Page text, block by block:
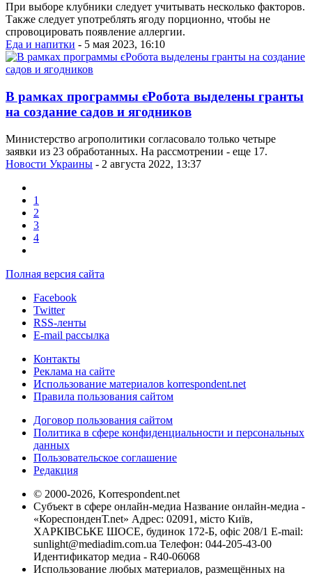
При выборе клубники следует учитывать несколько факторов.
Также следует употреблять ягоду порционно, чтобы не
спровоцировать появление аллергии.
Еда и напитки - 5 мая 2023, 16:10
В рамках программы єРобота выделены гранты
на создание садов и ягодников
Министерство агрополитики согласовало только четыре
заявки из 23 обработанных. На рассмотрении - еще 17.
Новости Украины - 2 августа 2022, 13:37
1
2
3
4
Полная версия сайта
Facebook
Twitter
RSS-ленты
E-mail рассылка
Контакты
Реклама на сайте
Использование материалов korrespondent.net
Правила пользования сайтом
Договор пользования сайтом
Политика в сфере конфиденциальности и персональных
данных
Пользовательское соглашение
Редакция
© 2000-2026, Korrespondent.net
Субъект в сфере онлайн-медиа Название онлайн-медиа -
«КореспонденТ.net» Адрес: 02091, місто Київ,
ХАРКІВСЬКЕ ШОСЕ, будинок 172-Б, офіс 208/1 E-mail:
sunlight@mediadim.com.ua Телефон: 044-205-43-00
Идентификатор медиа - R40-06068
Использование любых материалов, размещённых на